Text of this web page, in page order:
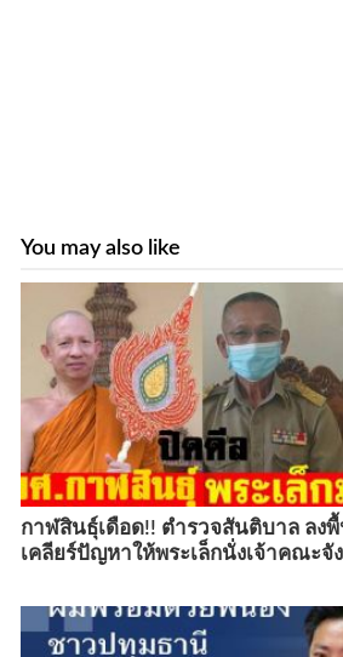
You may also like
กาฬสินธุ์เดือด!! ตำรวจสันติบาล ลง
เคลียร์ปัญหาให้พระเล็กนั่งเจ้าคณะจั